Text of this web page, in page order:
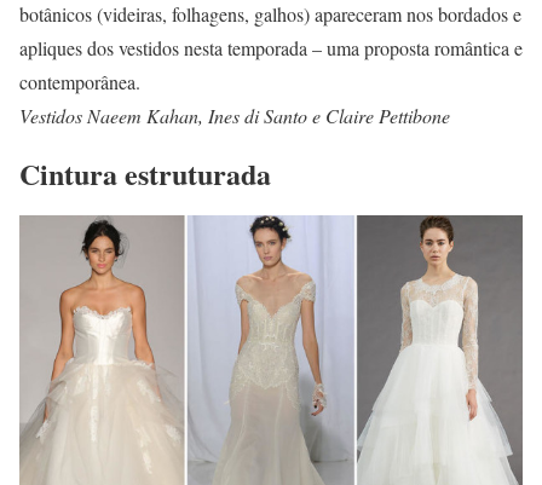
botânicos (videiras, folhagens, galhos) apareceram nos bordados e
apliques dos vestidos nesta temporada – uma proposta romântica e
contemporânea.
Vestidos Naeem Kahan, Ines di Santo e Claire Pettibone
Cintura estruturada